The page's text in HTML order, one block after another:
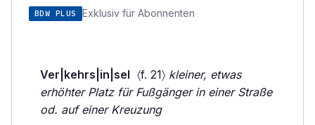
BDW PLUS Exklusiv für Abonnenten
Ver|kehrs|in|sel 〈f. 21〉 kleiner, etwas
erhöhter Platz für Fußgänger in einer Straße
od. auf einer Kreuzung